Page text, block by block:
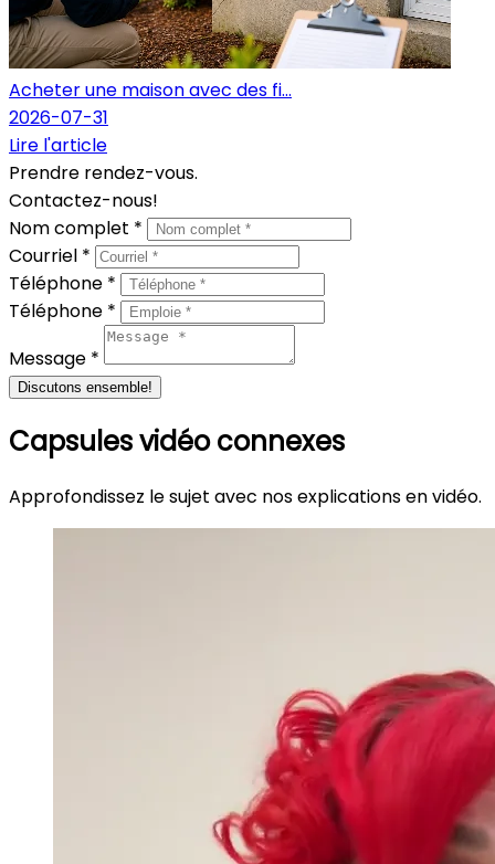
Acheter une maison avec des fi...
2026-07-31
Lire l'article
Prendre rendez-vous.
Contactez-nous!
Nom complet *
Courriel *
Téléphone *
Téléphone *
Message *
Discutons ensemble!
Capsules vidéo connexes
Approfondissez le sujet avec nos explications en vidéo.